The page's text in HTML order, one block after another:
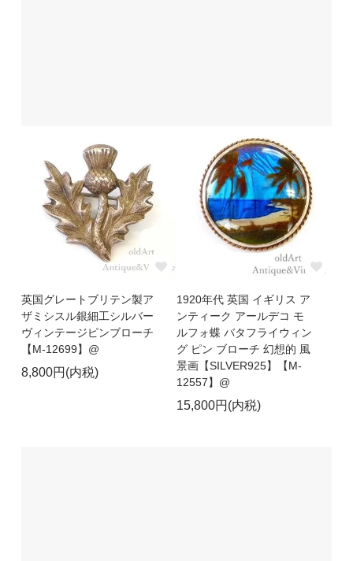
英国グレートブリテン製ア
ザミシスル銀細工シルバー
ヴィンテージピンブローチ
【M-12699】@
8,800円(内税)
1920年代 英国 イギリス ア
ンティーク アールデコ モ
ルフォ蝶 バタフライウィン
グ ピン ブローチ 幻想的 風
景画【SILVER925】【M-
12557】@
15,800円(内税)